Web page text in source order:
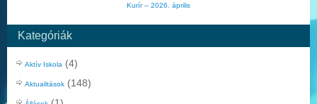
Kurír – 2026. április
Kategóriák
Aktív Iskola (4)
Aktualitások (148)